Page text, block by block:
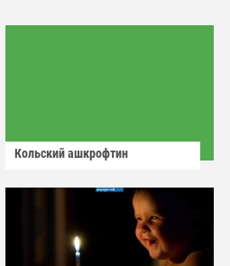
Кольский ашкрофтин